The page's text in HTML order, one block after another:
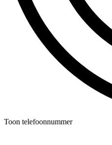
Toon telefoonnummer